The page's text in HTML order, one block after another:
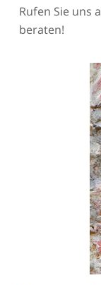
Rufen Sie uns
beraten!